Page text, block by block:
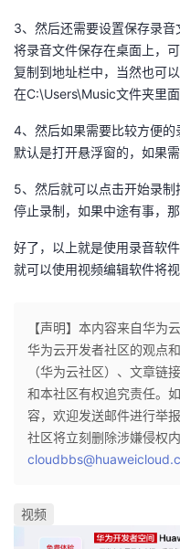
我
的
客
我
论
坛
的
圈
子
我
的
直
我
的
动
我
关
注
者
学
我
课
的
证
我
实
验
的
收
藏
支
持
的
技
术
持
我
的
云
建
议
3、然后还需要设置保存录
将录音文件保存在桌面上，
复制到地址栏中，当然也可
在C:\Users\Music文件夹里面
4、然后如果需要比较方便
默认是打开悬浮窗的，如果
5、然后就可以点击开始录
停止录制，如果中途有事，
好了，以上就是使用录音软
就可以使用视频编辑软件将
【声明】本内容来自华为
华为云开发者社区的观点
（华为云社区）、文章链
和本社区有权追究责任。
容，欢迎发送邮件进行举
社区将立刻删除涉嫌侵权
视频